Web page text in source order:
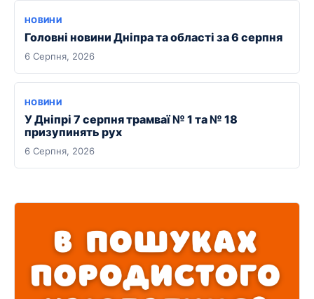
НОВИНИ
Головні новини Дніпра та області за 6 серпня
6 Серпня, 2026
НОВИНИ
У Дніпрі 7 серпня трамваї № 1 та № 18
призупинять рух
6 Серпня, 2026